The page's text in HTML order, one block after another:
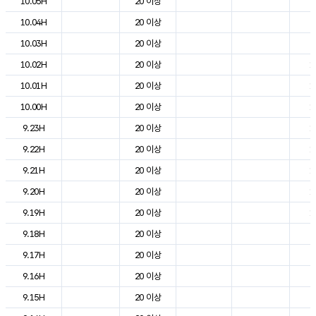
10.04H
20 이상
10.03H
20 이상
10.02H
20 이상
10.01H
20 이상
10.00H
20 이상
9.23H
20 이상
9.22H
20 이상
9.21H
20 이상
9.20H
20 이상
9.19H
20 이상
9.18H
20 이상
9.17H
20 이상
9.16H
20 이상
9.15H
20 이상